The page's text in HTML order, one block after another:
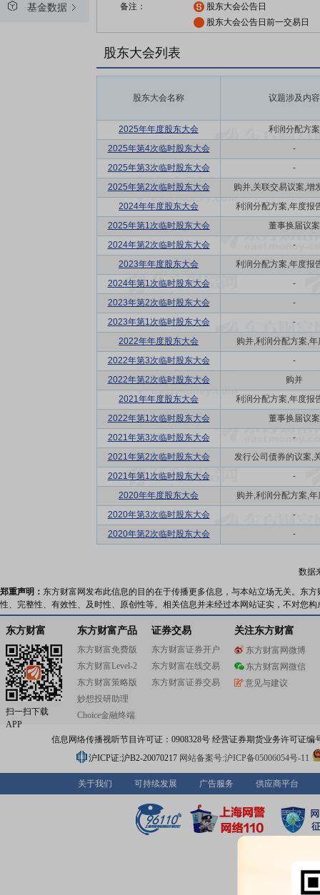
基金数据 备注：
股东大会公告日
股东大会公告日前一交易日
股东大会列表
股东大会名称 议题涉及内容
2025年年度股东大会
利润分配方案
2025年第4次临时股东大会
-
2025年第3次临时股东大会
-
2025年第2次临时股东大会
购并,关联交易议案,增
2024年年度股东大会
利润分配方案,年度报
2025年第1次临时股东大会
董事换届议案
2024年第2次临时股东大会
-
2023年年度股东大会
利润分配方案,年度报
2024年第1次临时股东大会
-
2023年第2次临时股东大会
-
2023年第1次临时股东大会
-
2022年年度股东大会
购并,利润分配方案,年
2022年第3次临时股东大会
-
2022年第2次临时股东大会
购并
2021年年度股东大会
利润分配方案,年度报
2022年第1次临时股东大会
董事换届议案
2021年第3次临时股东大会
-
2021年第2次临时股东大会
发行公司债券的议案,
2021年第1次临时股东大会
-
2020年年度股东大会
购并,利润分配方案,年
2020年第3次临时股东大会
-
2020年第2次临时股东大会
-
数据
郑重声明： 东方财富网发布此信息的目的在于传播更多信息，与本站立场无关。东
性、完整性、有效性、及时性、原创性等。相关信息并未经过本网站证实，不对您
东方财富
扫一扫下载
APP
东方财富产品
东方财富免费版
东方财富Level-2
东方财富策略版
妙想投研助理
Choice金融终端
证券交易
东方财富证券开户
东方财富在线交易
东方财富证券交易
关注东方财富
东方财富网微博
东方财富网微信
意见与建议
信息网络传播视听节目许可证：0908328号 经营证券期货业务许可证编
沪ICP证:沪B2-20070217 网站备案号:沪ICP备05006054号-11
关于我们 可持续发展 广告服务 供应商平台